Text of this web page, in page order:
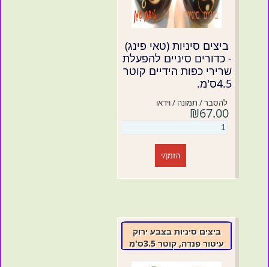
ביצים סיניות (טאי פינג)
- כדורים סיניים להפעלת
שרירי כפות הידיים קוטר
4.5ס'מ.
להסבר / תמונה / וידאו
₪67.00
הזמן/י
ביצים סיניות בצבע ירוק
עיטור פנדה, קוטר 3.5ס'מ